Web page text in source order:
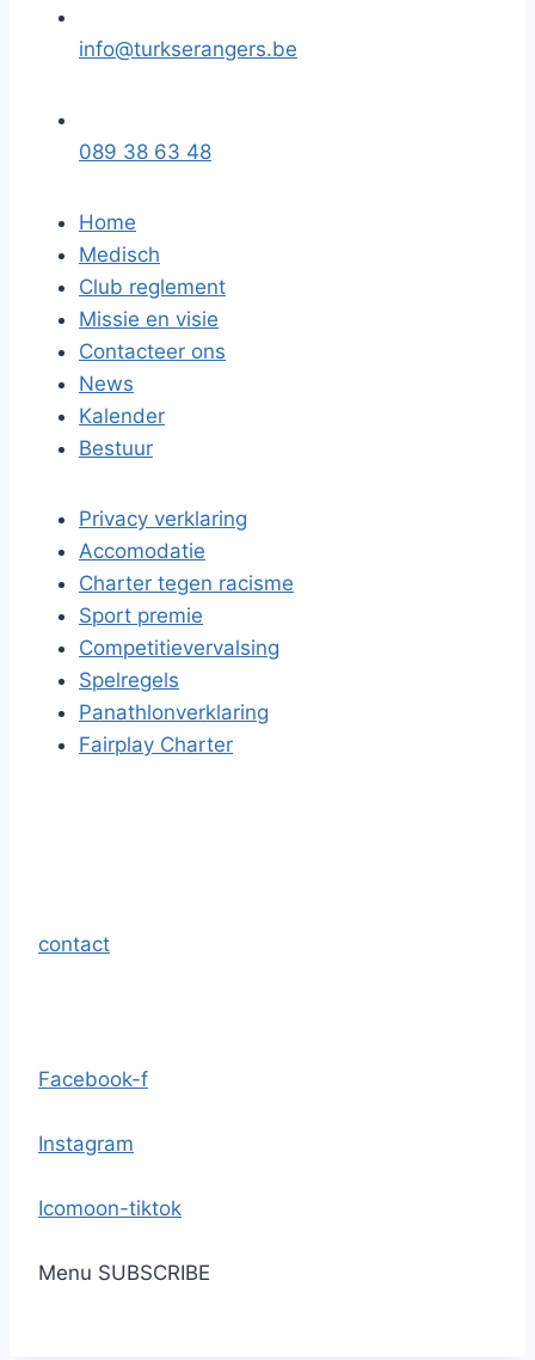
info@turkserangers.be
089 38 63 48
Home
Medisch
Club reglement
Missie en visie
Contacteer ons
News
Kalender
Bestuur
Privacy verklaring
Accomodatie
Charter tegen racisme
Sport premie
Competitievervalsing
Spelregels
Panathlonverklaring
Fairplay Charter
contact
Facebook-f
Instagram
Icomoon-tiktok
Menu SUBSCRIBE